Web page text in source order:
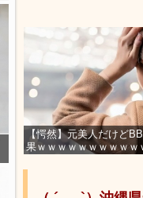
【愕然】元美人だけど
果ｗｗｗｗｗｗｗｗｗｗ